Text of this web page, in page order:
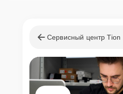
Сервисный центр Tion